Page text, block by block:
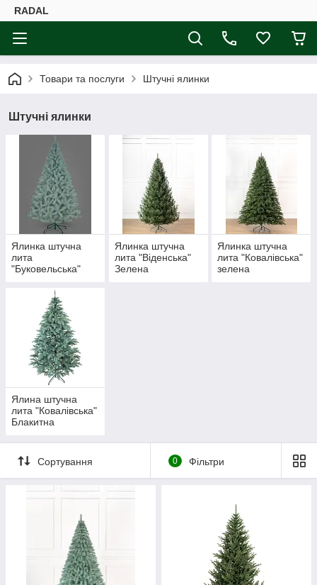
RADAL
Товари та послуги Штучні ялинки
Штучні ялинки
Ялинка штучна
лита
"Буковельська"
Ялинка штучна
лита "Віденська"
Зелена
Ялинка штучна
лита "Ковалівська"
зелена
Ялина штучна
лита "Ковалівська"
Блакитна
Сортування 0 Фільтри